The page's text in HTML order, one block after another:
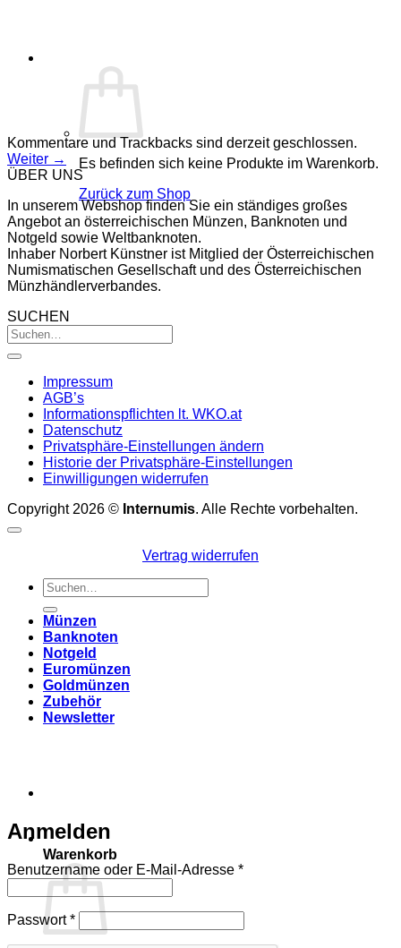
Es befinden sich keine Produkte im Warenkorb.
Zurück zum Shop
Warenkorb
Kommentare und Trackbacks sind derzeit geschlossen.
Weiter →
ÜBER UNS
In unserem Webshop finden Sie ein ständiges großes
Angebot an österreichischen Münzen, Banknoten und
Notgeld sowie Weltbanknoten.
Inhaber Norbert Künstner ist Mitglied der Österreichischen
Numismatischen Gesellschaft und des Österreichischen
Münzhändlerverbandes.
SUCHEN
Impressum
AGB’s
Informationspflichten lt. WKO.at
Datenschutz
Privatsphäre-Einstellungen ändern
Historie der Privatsphäre-Einstellungen
Einwilligungen widerrufen
Copyright 2026 © Internumis. Alle Rechte vorbehalten.
Vertrag widerrufen
Suchen
nach:
Münzen
Banknoten
Notgeld
Euromünzen
Goldmünzen
Zubehör
Newsletter
Anmelden
Benutzername oder E-Mail-Adresse *Erforderlich
Passwort*Erforderlich